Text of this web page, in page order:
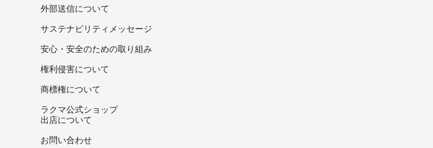
外部送信について
サステナビリティメッセージ
安心・安全のための取り組み
権利侵害について
商標権について
ラクマ公式ショップ
出店について
お問い合わせ